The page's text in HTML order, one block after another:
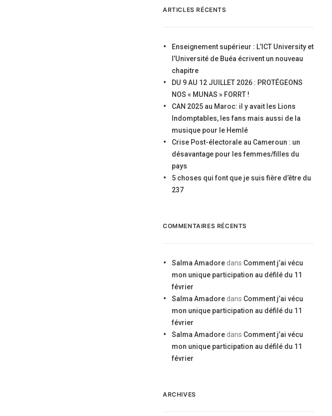
ARTICLES RÉCENTS
Enseignement supérieur : L’ICT University et
l’Université de Buéa écrivent un nouveau
chapitre
DU 9 AU 12 JUILLET 2026 : PROTÉGEONS
NOS « MUNAS » FORRT !
CAN 2025 au Maroc: il y avait les Lions
Indomptables, les fans mais aussi de la
musique pour le Hemlé
Crise Post-électorale au Cameroun : un
désavantage pour les femmes/filles du
pays
5 choses qui font que je suis fière d’être du
237
COMMENTAIRES RÉCENTS
Salma Amadore dans Comment j’ai vécu
mon unique participation au défilé du 11
février
Salma Amadore dans Comment j’ai vécu
mon unique participation au défilé du 11
février
Salma Amadore dans Comment j’ai vécu
mon unique participation au défilé du 11
février
ARCHIVES